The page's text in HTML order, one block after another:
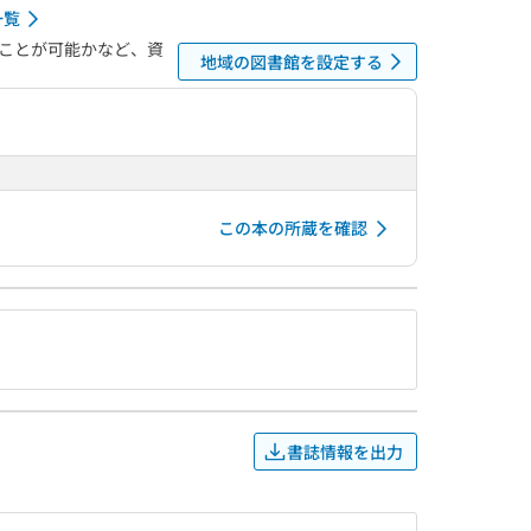
とが可能かなど、資
地域の図書館を設定する
この本の所蔵を確認
書誌情報を出力